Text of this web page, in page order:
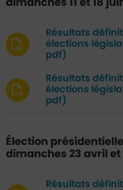
dimanches 11 et 18
Résultats
élections
pdf)
Résultats
élections
pdf)
Élection
dimanches 23 avril et
Résultats